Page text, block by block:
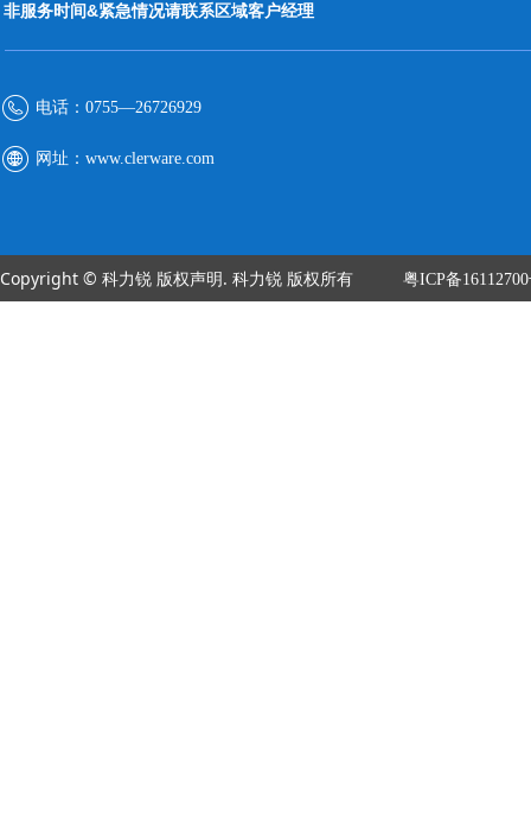
非服务时间&紧急情况请联系区域客户经理
电话： 0755—26726929
网址： www.clerware.com
粤ICP备
Copyright © 科力锐 版权声明. 科力锐 版权所有